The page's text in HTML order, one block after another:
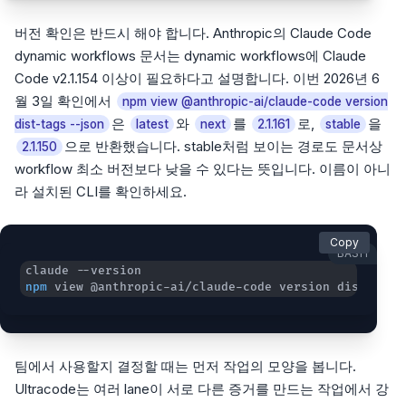
버전 확인은 반드시 해야 합니다. Anthropic의 Claude Code
dynamic workflows 문서는 dynamic workflows에 Claude
Code v2.1.154 이상이 필요하다고 설명합니다. 이번 2026년 6
월 3일 확인에서
npm view @anthropic-ai/claude-code version
dist-tags --json 은 latest 와 next 를 2.1.161 로, stable 을
2.1.150
으로 반환했습니다. stable처럼 보이는 경로도 문서상
workflow 최소 버전보다 낮을 수 있다는 뜻입니다. 이름이 아니
라 설치된 CLI를 확인하세요.
BASH
npm view @anthropic-ai/claude-code version dist-
Copy
팀에서 사용할지 결정할 때는 먼저 작업의 모양을 봅니다.
Ultracode는 여러 lane이 서로 다른 증거를 만드는 작업에서 강